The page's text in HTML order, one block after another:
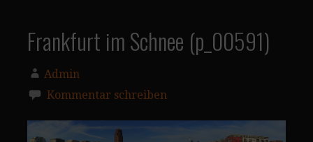
Frankfurt im Schnee (p_00591)
Admin
Kommentar schreiben